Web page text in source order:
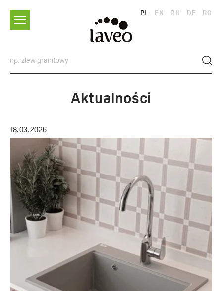
PL EN RU DE RO
Aktualności
18.03.2026